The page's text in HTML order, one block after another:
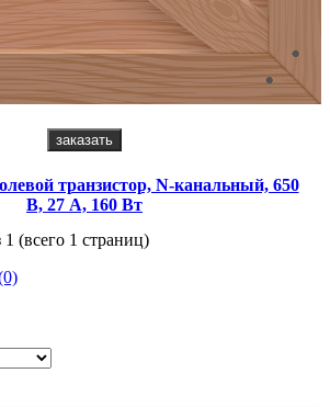
заказать
транзистор, N-канальный, 650
В, 27 А, 160 Вт
(всего 1 страниц)